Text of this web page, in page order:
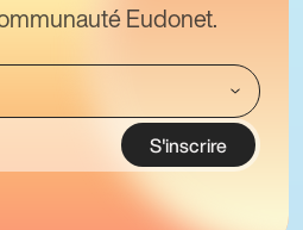
Eudonet.
S'inscrire